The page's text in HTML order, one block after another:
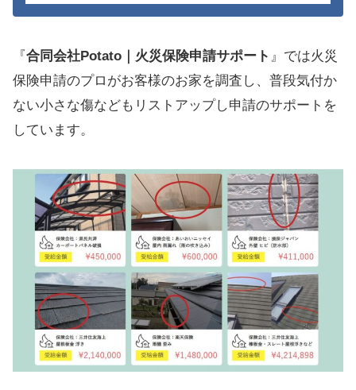
『合同会社Potato｜火災保険申請サポート 』では火災
保険申請のプロがお客様のお家を調査し、普段気付か
ない小さな傷などもリストアップし申請のサポートを
しています。